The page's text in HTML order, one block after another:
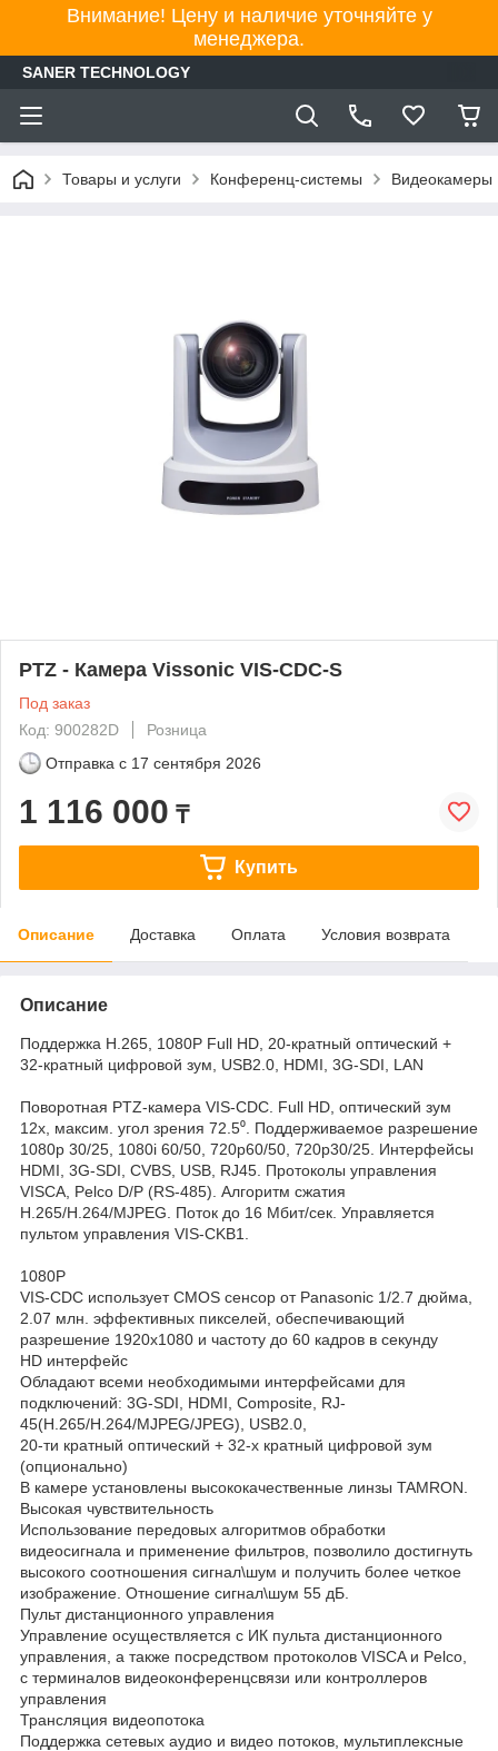
Внимание! Цену и наличие уточняйте у
менеджера.
SANER TECHNOLOGY
Товары и услуги Конференц-системы Видеокамеры
PTZ - Камера Vissonic VIS-CDC-S
Под заказ
Код: 900282D
Розница
Отправка с 17 сентября 2026
1 116 000 ₸
Купить
Описание Доставка Оплата Условия возврата
Описание
Поддержка H.265, 1080P Full HD, 20-кратный оптический +
32-кратный цифровой зум, USB2.0, HDMI, 3G-SDI, LAN
Поворотная PTZ-камера VIS-CDC. Full HD, оптический зум
12x, максим. угол зрения 72.5⁰. Поддерживаемое разрешение
1080р 30/25, 1080i 60/50, 720p60/50, 720p30/25. Интерфейсы
HDMI, 3G-SDI, CVBS, USB, RJ45. Протоколы управления
VISCA, Pelco D/P (RS-485). Алгоритм сжатия
H.265/H.264/MJPEG. Поток до 16 Мбит/сек. Управляется
пультом управления VIS-CKB1.
1080P
VIS-CDC использует CMOS сенсор от Panasonic 1/2.7 дюйма,
2.07 млн. эффективных пикселей, обеспечивающий
разрешение 1920х1080 и частоту до 60 кадров в секунду
HD интерфейс
Обладают всеми необходимыми интерфейсами для
подключений: 3G-SDI, HDMI, Composite, RJ-
45(H.265/H.264/MJPEG/JPEG), USB2.0,
20-ти кратный оптический + 32-х кратный цифровой зум
(опционально)
В камере установлены высококачественные линзы TAMRON.
Высокая чувствительность
Использование передовых алгоритмов обработки
видеосигнала и применение фильтров, позволило достигнуть
высокого соотношения сигнал\шум и получить более четкое
изображение. Отношение сигнал\шум 55 дБ.
Пульт дистанционного управления
Управление осуществляется с ИК пульта дистанционного
управления, а также посредством протоколов VISCA и Pelco,
с терминалов видеоконференцсвязи или контроллеров
управления
Трансляция видеопотока
Поддержка сетевых аудио и видео потоков, мультиплексные